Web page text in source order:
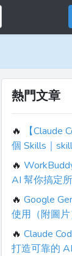
熱門文章
🔥
【
個 Skills｜
🔥
AI 幫你搞定
🔥 Google
使用（附圖片
🔥 Claude
打造可靠的